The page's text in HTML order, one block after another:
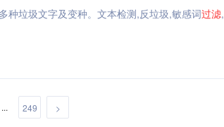
种垃圾文字及变种。文本检测,反垃圾,敏感词过滤
... 249 >